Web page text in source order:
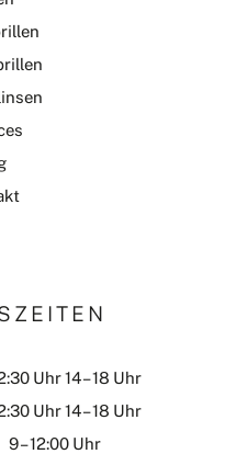
Uhr 14 – 18 Uhr
Uhr 14 – 18 Uhr
9 – 12:00 Uhr